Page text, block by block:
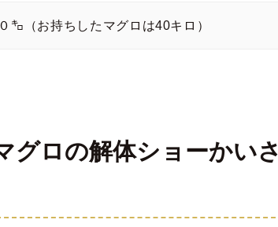
㌔（お持ちしたマグロは40キロ）
グロの解体ショーかいさ